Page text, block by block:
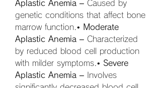
Aplastic Anemia – Caused by
genetic conditions that affect bone
marrow function.• Moderate
Aplastic Anemia – Characterized
by reduced blood cell production
with milder symptoms.• Severe
Aplastic Anemia – Involves